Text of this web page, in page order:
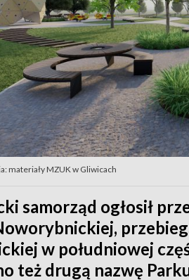
materiały MZUK w Gliwicach
samorząd ogłosił
w południowej
też drugą nazwę